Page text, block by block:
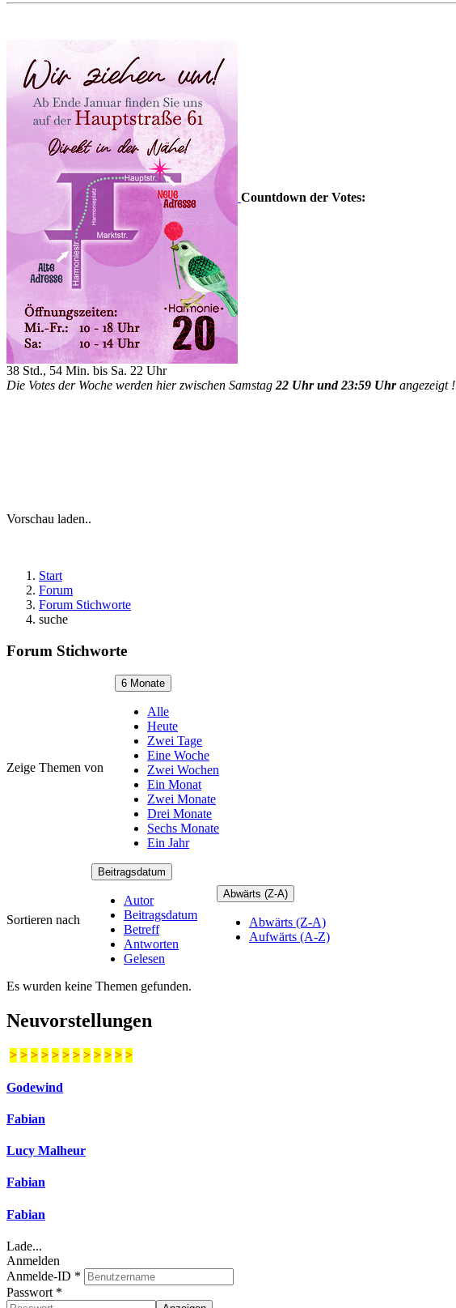
Countdown der Votes:
38 Std., 54 Min. bis Sa. 22 Uhr
Die Votes der Woche werden hier zwischen Samstag 22 Uhr und 23:59 Uhrangezeigt !
Vorschau laden..
Start
Forum
Forum Stichworte
suche
Forum Stichworte
Zeige Themen von
6 Monate
Alle
Heute
Zwei Tage
Eine Woche
Zwei Wochen
Ein Monat
Zwei Monate
Drei Monate
Sechs Monate
Ein Jahr
Sortieren nach
Beitragsdatum
Autor
Beitragsdatum
Betreff
Antworten
Gelesen
Abwärts (Z-A)
Abwärts (Z-A)
Aufwärts (A-Z)
Es wurden keine Themen gefunden.
Neuvorstellungen
> > > > > > > > > > > >
Godewind
Fabian
Lucy Malheur
Fabian
Fabian
Lade...
Anmelden
Anmelde-ID *
Passwort *